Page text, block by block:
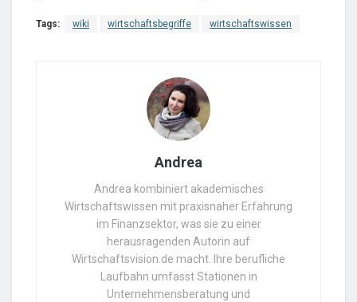
Tags: wiki wirtschaftsbegriffe wirtschaftswissen
Andrea
Andrea kombiniert akademisches
Wirtschaftswissen mit praxisnaher Erfahrung
im Finanzsektor, was sie zu einer
herausragenden Autorin auf
Wirtschaftsvision.de macht. Ihre berufliche
Laufbahn umfasst Stationen in
Unternehmensberatung und